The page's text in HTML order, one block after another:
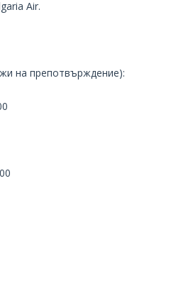
Air.
на препотвърждение):